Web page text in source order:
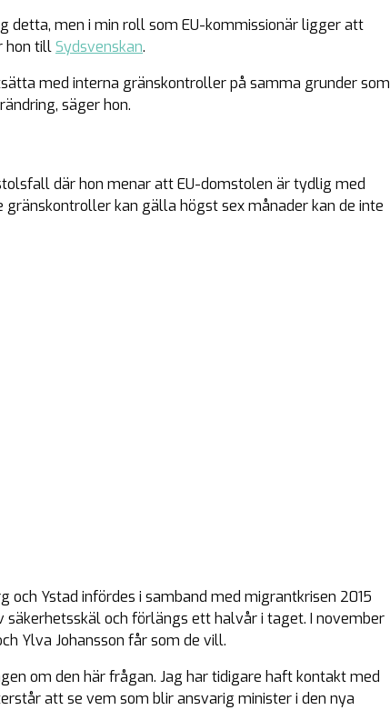
detta, men i min roll som EU-kommissionär ligger att
hon tillSydsvenskan.
med interna gränskontroller på samma grunder som
säger hon.
där hon menar att EU-domstolen är tydlig med
kan gälla högst sex månader kan de inte
Ystad infördes i samband med migrantkrisen 2015
och förlängs ett halvår i taget. I november
Ylva Johansson får som de vill.
om den här frågan. Jag har tidigare haft kontakt med
att se vem som blir ansvarig minister i den nya